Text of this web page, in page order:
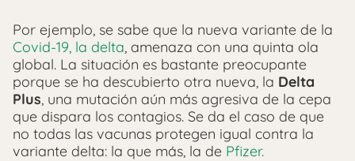
Por ejemplo, se sabe que la nueva variante de la
Covid-19, la delta, amenaza con una quinta ola
global. La situación es bastante preocupante
porque se ha descubierto otra nueva, la Delta
Plus, una mutación aún más agresiva de la cepa
que dispara los contagios. Se da el caso de que
no todas las vacunas protegen igual contra la
variante delta: la que más, la de Pfizer.